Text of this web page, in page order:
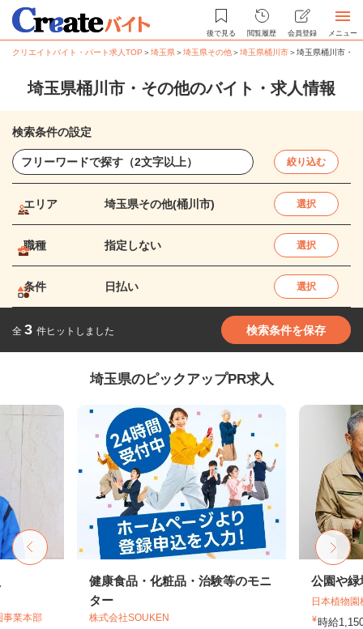
後で見る 閲覧履歴 会員登録 メニュー
クリエイトバイト・パート求人TOP ＞埼玉県＞埼玉県その他＞埼玉県桶川市＞埼玉県桶川市・
埼玉県桶川市・その他のバイト・求人情報
検索条件の設定
絞り込む
エリア 埼玉県その他(桶川市) 選択
職種 指定しない 選択
条件 日払い 選択
全 3 件ヒットしました 検索条件を保存
埼玉県のピックアップPR求人
業本部
健康食品・化粧品・治験等のモニ
ター
株式会社SOUKEN
公園や緑
日本植物園
時給